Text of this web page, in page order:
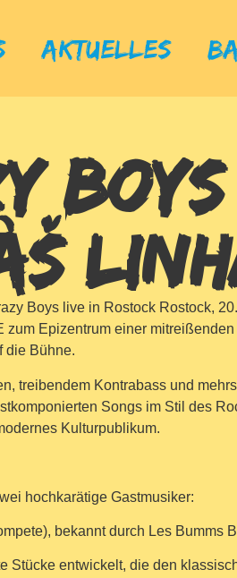
Aktuelles
Boys live in Rostock Rostock,
Epizentrum einer mitreißenden
die Bühne.
treibendem Kontrabass und
Songs im Stil des
Kulturpublikum.
hochkarätige Gastmusiker:
bekannt durch Les Bumms
Stücke entwickelt, die den